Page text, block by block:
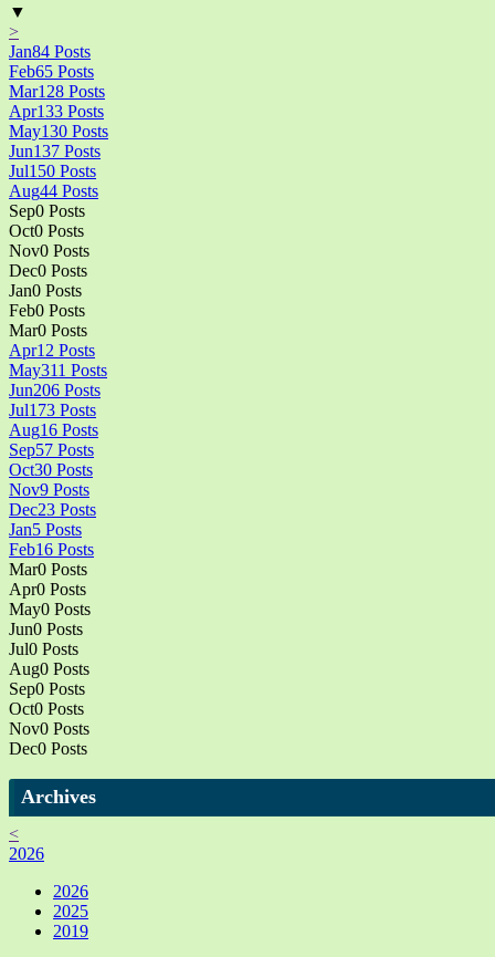
▼
>
Jan84 Posts
Feb65 Posts
Mar128 Posts
Apr133 Posts
May130 Posts
Jun137 Posts
Jul150 Posts
Aug44 Posts
Sep0 Posts
Oct0 Posts
Nov0 Posts
Dec0 Posts
Jan0 Posts
Feb0 Posts
Mar0 Posts
Apr12 Posts
May311 Posts
Jun206 Posts
Jul173 Posts
Aug16 Posts
Sep57 Posts
Oct30 Posts
Nov9 Posts
Dec23 Posts
Jan5 Posts
Feb16 Posts
Mar0 Posts
Apr0 Posts
May0 Posts
Jun0 Posts
Jul0 Posts
Aug0 Posts
Sep0 Posts
Oct0 Posts
Nov0 Posts
Dec0 Posts
Archives
<
2026
2026
2025
2019